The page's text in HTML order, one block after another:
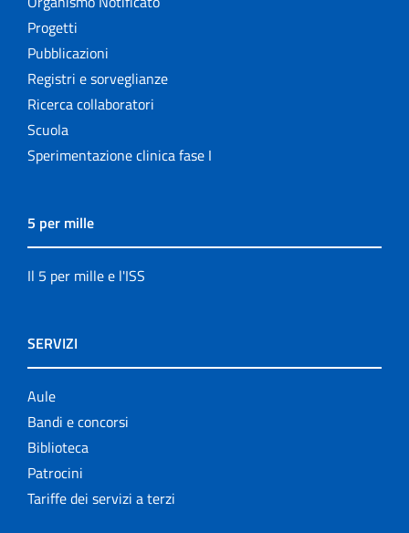
Progetti
Pubblicazioni
Registri e sorveglianze
Ricerca collaboratori
Scuola
Sperimentazione clinica fase I
5 per mille
Il 5 per mille e l'ISS
SERVIZI
Aule
Bandi e concorsi
Biblioteca
Patrocini
Tariffe dei servizi a terzi